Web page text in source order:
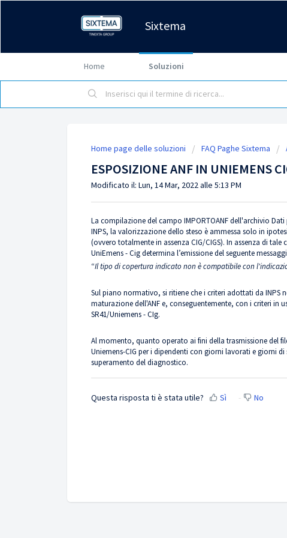
Sixtema
Home Soluzioni
Home page delle soluzioni FAQ Paghe Sixtema
ESPOSIZIONE ANF IN UNIEMENS
Modificato il: Lun, 14 Mar, 2022 alle 5:13 PM
La compilazione del campo IMPORTOANF dell'archivio
INPS, la valorizzazione dello steso è ammessa solo in
(ovvero totalmente in assenza CIG/CIGS). In assenza di
UniEmens - Cig determina l’emissione del seguente
“Il tipo di copertura indicato non è compatibile con
Sul piano normativo, si ritiene che i criteri adottati da INPS
maturazione dell'ANF e, conseguentemente, con i criteri
SR41/Uniemens - CIg.
Al momento, quanto operato ai fini della trasmissione del
Uniemens-CIG per i dipendenti con giorni lavorati e giorni
superamento del diagnostico.
Questa risposta ti è stata utile? Sì No